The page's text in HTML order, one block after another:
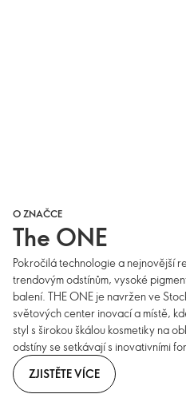
O ZNAČCE
The ONE
Pokročilá technologie a nejnovější
trendovým odstínům, vysoké
balení. THE ONE je navržen ve
světových center inovací a místě,
styl s širokou škálou kosmetiky na
odstíny se setkávají s inovativními
ZJISTĚTE VÍCE